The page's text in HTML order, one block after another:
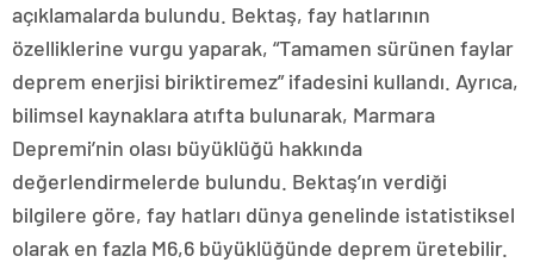
açıklamalarda bulundu. Bektaş, fay hatlarının
özelliklerine vurgu yaparak, “Tamamen sürünen faylar
deprem enerjisi biriktiremez” ifadesini kullandı. Ayrıca,
bilimsel kaynaklara atıfta bulunarak, Marmara
Depremi’nin olası büyüklüğü hakkında
değerlendirmelerde bulundu. Bektaş’ın verdiği
bilgilere göre, fay hatları dünya genelinde istatistiksel
olarak en fazla M6,6 büyüklüğünde deprem üretebilir.